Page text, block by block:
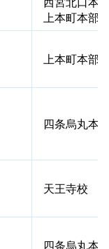
上本町本部
上本町本部
四条烏丸本
天王寺校
四条烏丸本